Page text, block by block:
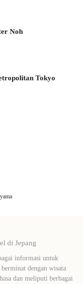
Noh
Tokyo
di Jepang
informasi untuk
dengan wisata
dan meliputi berbagai